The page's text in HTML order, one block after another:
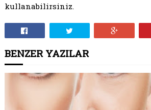
kullanabilirsiniz.
BENZER YAZILAR